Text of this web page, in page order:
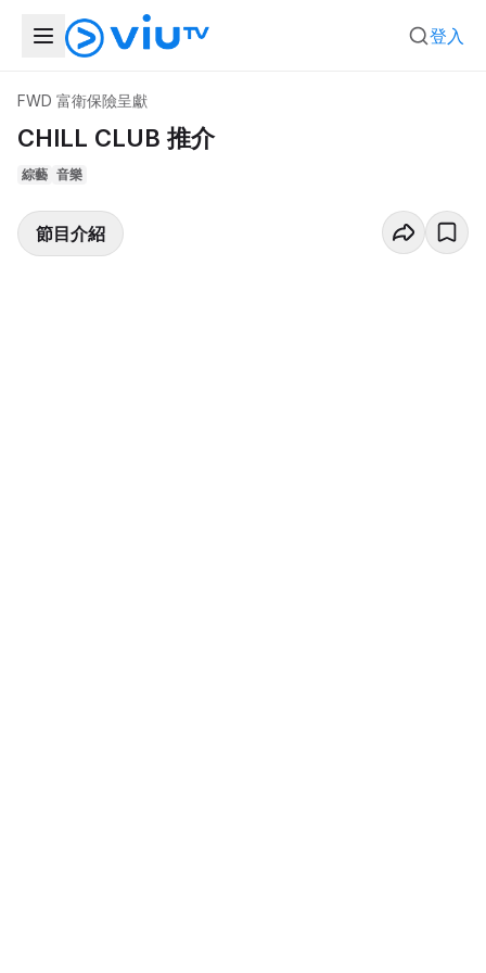
登入
FWD 富衛保險呈獻
CHILL CLUB 推介
綜藝 音樂
節目介紹